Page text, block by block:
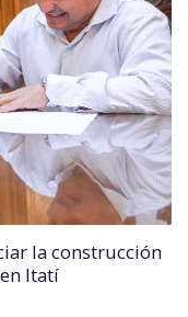
la construcción
Itatí